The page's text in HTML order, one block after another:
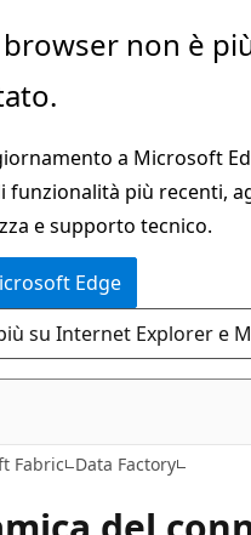
non è
a Microsoft
funzionalità più recenti,
e supporto tecnico.
Edge
su Internet Explorer e
Fabric Data Factory